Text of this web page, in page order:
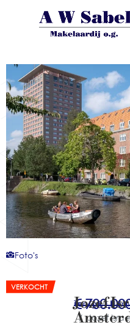
Terug
Jozef
Jozef
€
VERKOCHT
Foto's